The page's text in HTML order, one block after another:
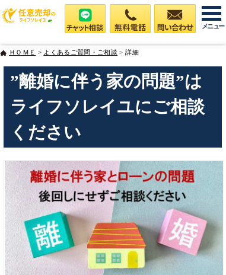
メニュー
ＨＯＭＥ > よくあるご質問・ご相談 > 詳細
”離婚に伴う家の問題”は
ライフソレイユにご相談
ください